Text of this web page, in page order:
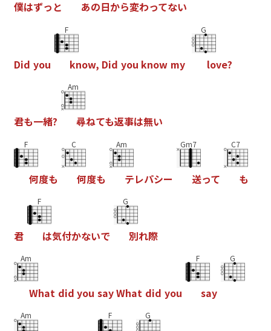
僕はずっ と あの日から変わってない
Did you
F
know, Did you know my
G
love?
君も一緒?
Am
尋ねても返事は無い
F
何度も
C
何度も
Am
テレパシー
Gm7
送って
C7
も
君
F
は気付かないで
G
別れ際
Am
What did you sayWhat did you
F
say
G
Am F G